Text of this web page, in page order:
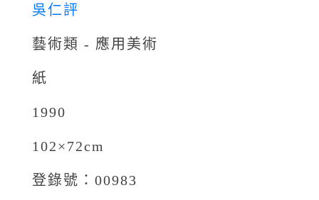
吳仁評
藝術類 - 應用美術
紙
1990
102×72cm
登錄號：00983